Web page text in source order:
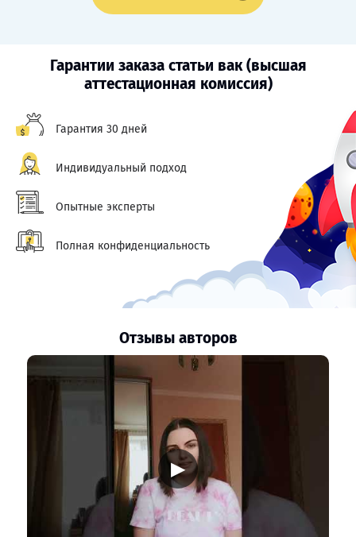
Гарантии заказа статьи вак (высшая
аттестационная комиссия)
Гарантия 30 дней
Индивидуальный подход
Опытные эксперты
Полная конфиденциальность
Отзывы авторов
▶